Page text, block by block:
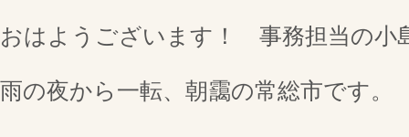
おはようございます！ 事務担当の小
雨の夜から一転、朝靄の常総市です。